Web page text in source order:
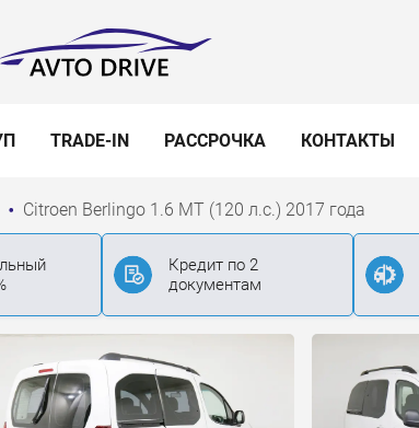
TRADE-IN РАССРОЧКА КОНТАКТЫ
Citroen Berlingo 1.6 MT (120 л.с.) 2017 года
Кредит по 2
документам